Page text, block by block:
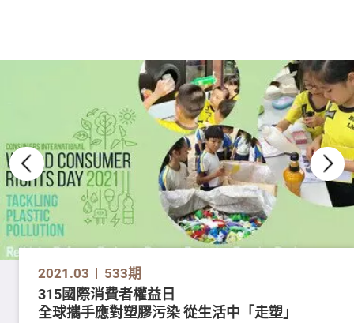
2021.03 533期
315國際消費者權益日
全球攜手應對塑膠污染 從生活中「走塑」